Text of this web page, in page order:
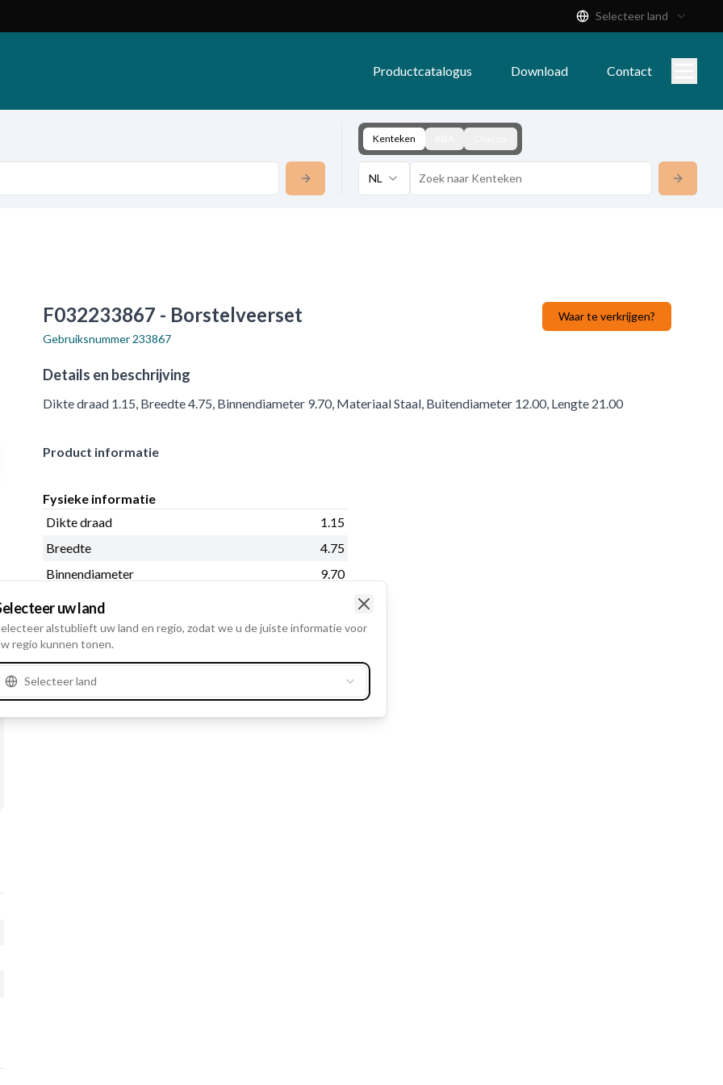
Selecteer land
Productcatalogus Download Contact
Kenteken
NL
F032233867 - Borstelveerset
Waar te verkrijgen?
Gebruiksnummer 233867
Details en beschrijving
Dikte draad 1.15, Breedte 4.75, Binnendiameter 9.70, Materiaal Staal, Buitendiameter 12.00, Lengte 21.00
Product informatie
Fysieke informatie
Dikte draad
1.15
Breedte
4.75
Binnendiameter
9.70
Materiaal
Buitendiameter
12.00
Lengte
uw land
alstublieft uw land en regio, zodat we u de juiste informatie voor
regio kunnen tonen.
Selecteer land